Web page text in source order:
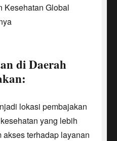
di Daerah
lokasi pembajakan
yang lebih
terhadap layanan